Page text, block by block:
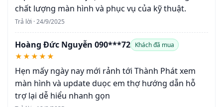
chất lượng màn hình và phục vụ của kỹ thuật.
Trả lời · 24/9/2025
Hoàng Đức Nguyễn 090***72 Khách đã mua
★★★★★
Hẹn mấy ngày nay mới rảnh tới Thành Phát xem
màn hình và update duọc em thợ hướng dẫn hỗ
trợ lại dễ hiểu nhanh gọn